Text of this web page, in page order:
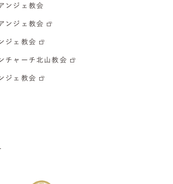
ンジェ教会
ンジェ教会
ジェ教会
チャーチ北山教会
ジェ教会